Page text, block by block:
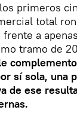
primeros
total
a
tramo de
sí sola, una
de ese